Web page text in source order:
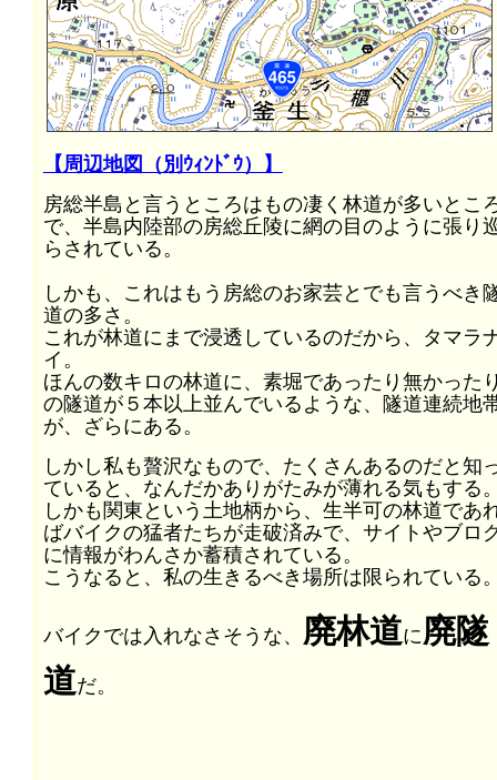
【周辺地図（別ｳｨﾝﾄﾞｳ）】
房総半島と言うところはもの凄く林道が多いとこ
で、半島内陸部の房総丘陵に網の目のように張り
らされている。
しかも、これはもう房総のお家芸とでも言うべき
道の多さ。
これが林道にまで浸透しているのだから、タマラ
イ。
ほんの数キロの林道に、素堀であったり無かった
の隧道が５本以上並んでいるような、隧道連続地
が、ざらにある。
しかし私も贅沢なもので、たくさんあるのだと知
ていると、なんだかありがたみが薄れる気もする
しかも関東という土地柄から、生半可の林道であ
ばバイクの猛者たちが走破済みで、サイトやブロ
に情報がわんさか蓄積されている。
こうなると、私の生きるべき場所は限られている
バイクでは入れなさそうな、 廃林道に廃隧
道だ。